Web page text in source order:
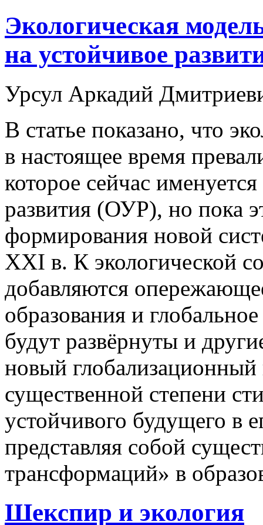
Экологическая
на устойчивое
Урсул Аркадий
В статье показано, что
в настоящее время
которое сейчас
развития (ОУР), но пока
формирования новой
XXI в. К экологической
добавляются
образования и
будут развёрнуты и
новый
существенной степени
устойчивого будущего в
представляя собой
трансформаций» в
Шекспир и экология